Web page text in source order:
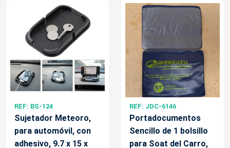
REF: BS-124
Sujetador Meteoro,
para automóvil, con
adhesivo, 9.7 x 15 x
REF: JDC-6146
Portadocumentos
Sencillo de 1 bolsillo
para Soat del Carro,